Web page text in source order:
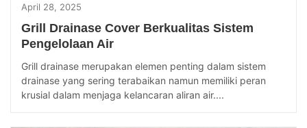
April 28, 2025
Grill Drainase Cover Berkualitas Sistem
Pengelolaan Air
Grill drainase merupakan elemen penting dalam sistem
drainase yang sering terabaikan namun memiliki peran
krusial dalam menjaga kelancaran aliran air....